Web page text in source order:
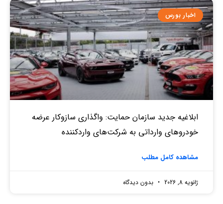
اخبار بورس
ابلاغیه جدید سازمان حمایت: واگذاری سازوکار عرضه
خودروهای وارداتی به شرکت‌های واردکننده
مشاهده کامل مطلب
ژانویه 8, 2026 بدون دیدگاه